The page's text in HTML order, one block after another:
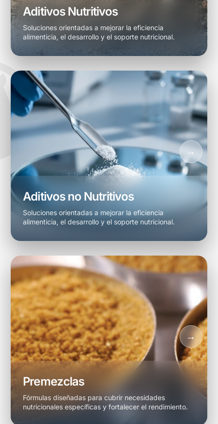
Aditivos Nutritivos
Soluciones orientadas a mejorar la eficiencia
alimenticia, el desarrollo y el soporte nutricional.
Aditivos no Nutritivos
Soluciones orientadas a mejorar la eficiencia
alimenticia, el desarrollo y el soporte nutricional.
Premezclas
Fórmulas diseñadas para cubrir necesidades
nutricionales específicas y fortalecer el rendimiento.